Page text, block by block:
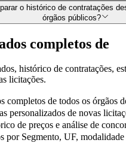
o histórico de contratações
órgãos públicos?
completos de
histórico de contratações,
licitações.
completos de todos os órgãos
personalizados de novas
de preços e análise de
por Segmento, UF, modalidade